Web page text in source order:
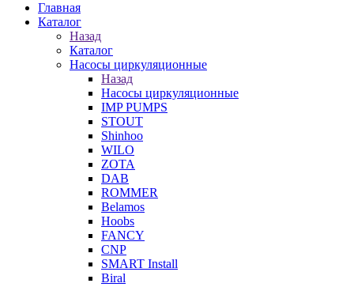
Главная
Каталог
Назад
Каталог
Насосы циркуляционные
Назад
Насосы циркуляционные
IMP PUMPS
STOUT
Shinhoo
WILO
ZOTA
DAB
ROMMER
Belamos
Hoobs
FANCY
CNP
SMART Install
Biral